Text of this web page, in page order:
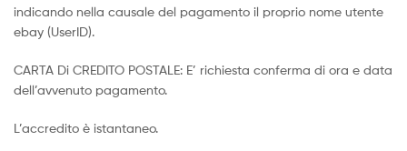
indicando nella causale del pagamento il proprio nome utente
ebay (UserID).
CARTA Di CREDITO POSTALE: E’ richiesta conferma di ora e data
dell’avvenuto pagamento.
L’accredito è istantaneo.